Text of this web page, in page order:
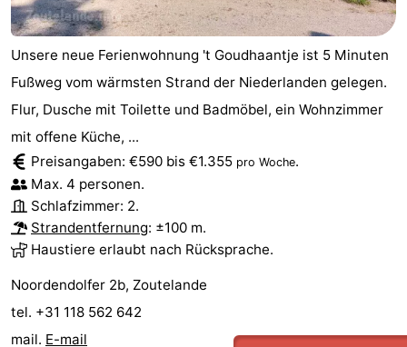
Unsere neue Ferienwohnung 't Goudhaantje ist 5 Minuten
Fußweg vom wärmsten Strand der Niederlanden gelegen.
Flur, Dusche mit Toilette und Badmöbel, ein Wohnzimmer
mit offene Küche, ...
Preisangaben: €590 bis €1.355 pro Woche.
Max. 4 personen.
Schlafzimmer: 2.
Strandentfernung: ±100 m.
Haustiere erlaubt nach Rücksprache.
Noordendolfer 2b, Zoutelande
tel. +31 118 562 642
mail. E-mail